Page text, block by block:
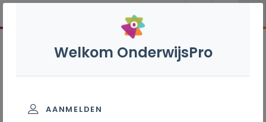
Welkom OnderwijsPro
AANMELDEN